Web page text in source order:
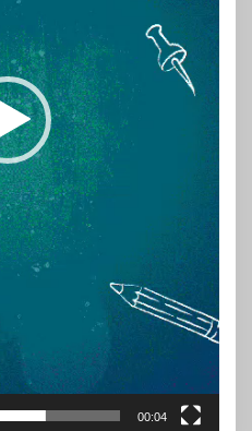
00:04